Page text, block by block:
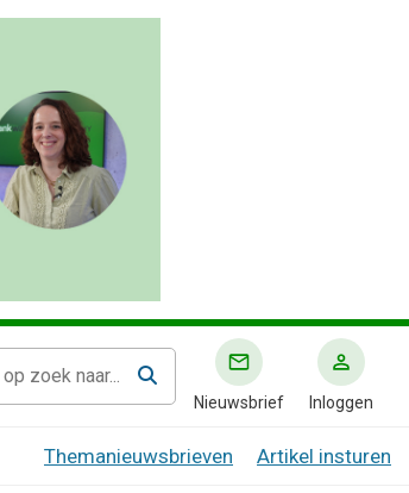
Nieuwsbrief Inloggen
Themanieuwsbrieven Artikel insturen